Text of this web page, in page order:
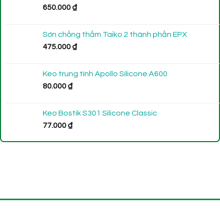
650.000₫
Sơn chống thấm Taiko 2 thành phần EPX
475.000₫
Keo trung tính Apollo Silicone A600
80.000₫
Keo Bostik S301 Silicone Classic
77.000₫